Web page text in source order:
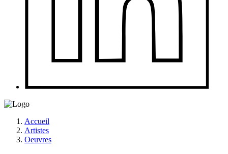
Accueil
Artistes
Oeuvres